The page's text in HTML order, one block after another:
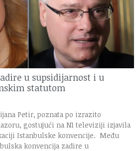
u supsidijarnost i u
statutom
Petir, poznata po izrazito
gostujući na N1 televiziji izjavila
Istanbulske konvencije. Među
konvencija zadire u